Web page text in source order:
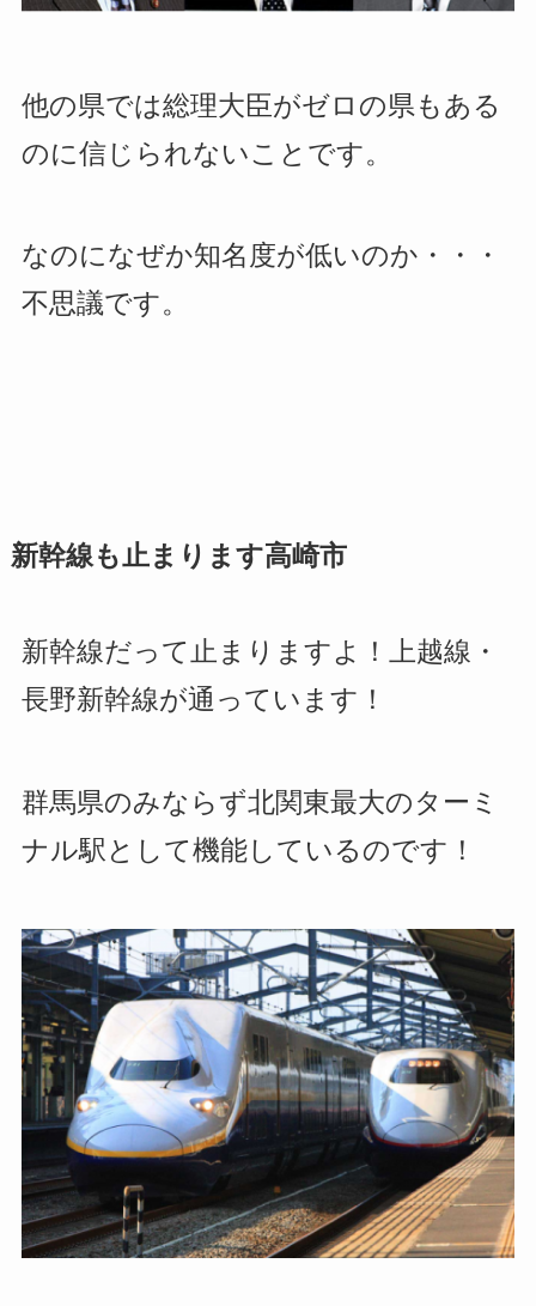
他の県では総理大臣がゼロの県もある
のに信じられないことです。
なのになぜか知名度が低いのか・・・
不思議です。
新幹線も止まります高崎市
新幹線だって止まりますよ！上越線・
長野新幹線が通っています！
群馬県のみならず北関東最大のターミ
ナル駅として機能しているのです！